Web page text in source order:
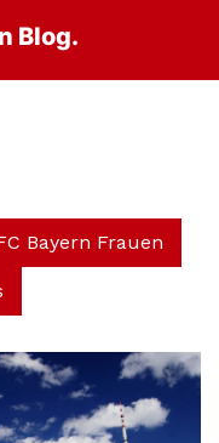
Blog.
Bayern Frauen